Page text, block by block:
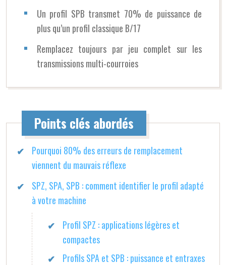
Un profil SPB transmet 70% de puissance de
plus qu’un profil classique B/17
Remplacez toujours par jeu complet sur les
transmissions multi-courroies
Points clés abordés
Pourquoi 80% des erreurs de remplacement
viennent du mauvais réflexe
SPZ, SPA, SPB : comment identifier le profil adapté
à votre machine
Profil SPZ : applications légères et
compactes
Profils SPA et SPB : puissance et entraxes